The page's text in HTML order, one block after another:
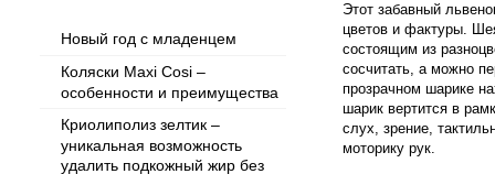
Новый год с младенцем
Коляски Maxi Cosi –
особенности и преимущества
Криолиполиз зелтик –
уникальная возможность
удалить подкожный жир без
Этот забавный
цветов и фактуры.
состоящим из
сосчитать, а можно
прозрачном шарике
шарик вертится в
слух, зрение,
моторику рук.